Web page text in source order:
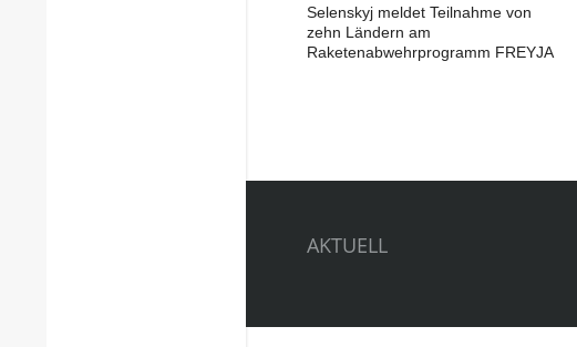
Selenskyj meldet Teilnahme von
zehn Ländern am
Raketenabwehrprogramm FREYJA
AKTUELL